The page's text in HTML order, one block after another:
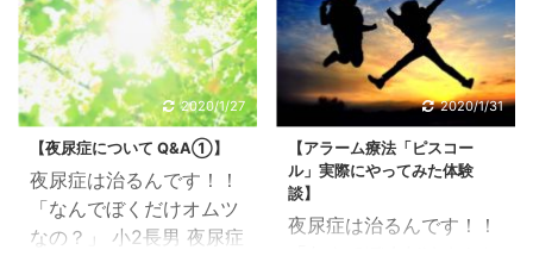
時のおはなし①】はこ
ちら。 「夜尿症」確定
の瞬間 自分の診察予約
番号が呼ばれました。
いよいよ、診察です。 夜
尿に対する不安、これか
らどうなるのか、 長男は
何か体や神経に問題を抱
えているのか、 私の育て
Q&A①】 ★【夜尿症に
ついて Q&A②】 ★【夜
尿症について Q&A③】
はこちら。 夜尿症に
は、生活習慣の改善、ア
ラーム療法、治療薬の服
用など、 いくつかの対策
方法があります。 今回
は、上記の他で 夜尿症改
2020/1/27
【夜尿症について Q&A①】
夜尿症は治るんです！！
「なんでぼくだけオムツ
なの？」 小2長男 夜尿症
2020/1/31
【アラーム療法「ピスコー
ル」実際にやってみた体験
談】
夜尿症は治るんです！！